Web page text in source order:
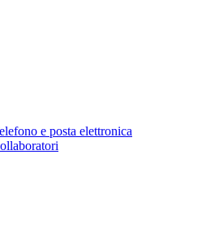
e posta elettronica